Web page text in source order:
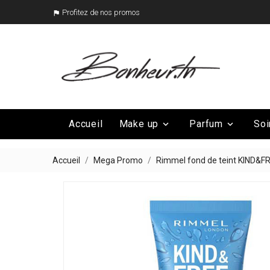
 Profitez de nos promos
Accueil 
Make up 
Parfum
Mega Promo 
Nos marques
Accueil Mega Promo Rimmel fond de teint